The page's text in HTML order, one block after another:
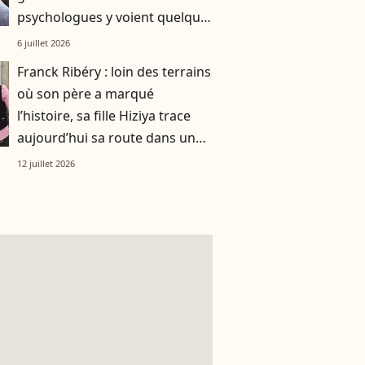
psychologues y voient quelque
chose de bien plus profond.
6 juillet 2026
Franck Ribéry : loin des terrains
où son père a marqué
l’histoire, sa fille Hiziya trace
aujourd’hui sa route dans un
tout autre univers
12 juillet 2026